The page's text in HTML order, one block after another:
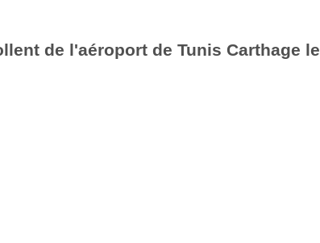
de l'aéroport de Tunis Carthage le